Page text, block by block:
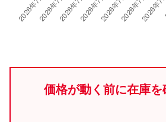
価格が動く前に在庫を